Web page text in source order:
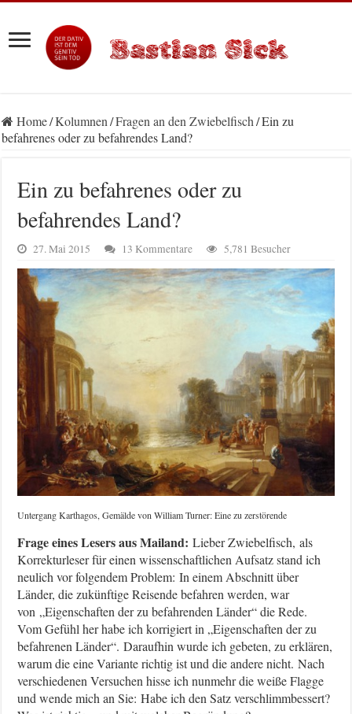
Home/Kolumnen/Fragen an den Zwiebelfisch/Ein zu
befahrenes oder zu befahrendes Land?
Ein zu befahrenes oder zu
befahrendes Land?
27. Mai 2015 13 Kommentare 5,781 Besucher
Untergang Karthagos, Gemälde von William Turner: Eine zu zerstörende
Frage eines Lesers aus Mailand:Lieber Zwiebelfisch, als
Korrekturleser für einen wissenschaftlichen Aufsatz stand ich
neulich vor folgendem Problem: In einem Abschnitt über
Länder, die zukünftige Reisende befahren werden, war
von „Eigenschaften der zu befahrenden Länder“ die Rede.
Vom Gefühl her habe ich korrigiert in „Eigenschaften der zu
befahrenen Länder“. Daraufhin wurde ich gebeten, zu erklären,
warum die eine Variante richtig ist und die andere nicht. Nach
verschiedenen Versuchen hisse ich nunmehr die weiße Flagge
und wende mich an Sie: Habe ich den Satz verschlimmbessert?